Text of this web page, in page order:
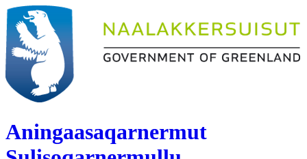
Aningaasaqarnermut